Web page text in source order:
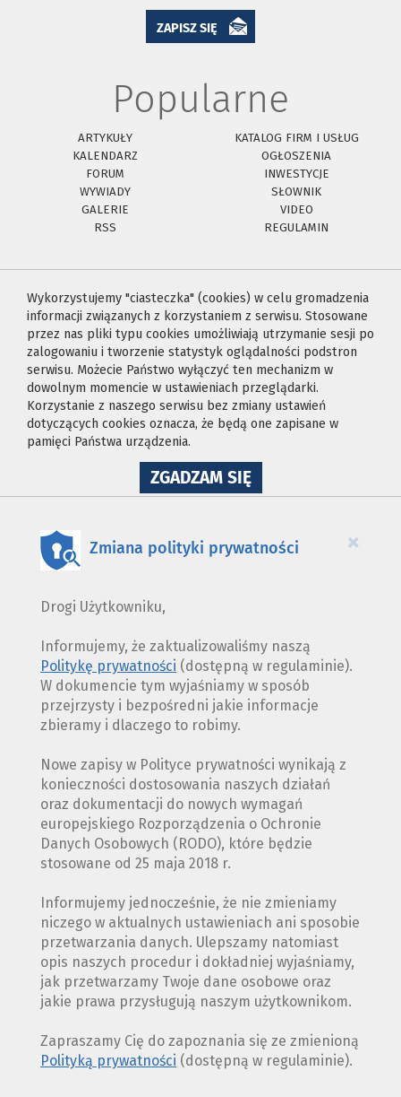
ZAPISZ SIĘ
Popularne
ARTYKUŁY
KATALOG FIRM I USŁUG
KALENDARZ
OGŁOSZENIA
FORUM
INWESTYCJE
WYWIADY
SŁOWNIK
GALERIE
VIDEO
RSS
REGULAMIN
Wykorzystujemy "ciasteczka" (cookies) w celu gromadzenia
informacji związanych z korzystaniem z serwisu. Stosowane
przez nas pliki typu cookies umożliwiają utrzymanie sesji po
zalogowaniu i tworzenie statystyk oglądalności podstron
serwisu. Możecie Państwo wyłączyć ten mechanizm w
dowolnym momencie w ustawieniach przeglądarki.
Korzystanie z naszego serwisu bez zmiany ustawień
dotyczących cookies oznacza, że będą one zapisane w
pamięci Państwa urządzenia.
ZGADZAM SIĘNA
WYKORZYSTANIE
×
Zmiana polityki prywatności
Drogi Użytkowniku,
Informujemy, że zaktualizowaliśmy naszą
Politykę prywatności (dostępną w regulaminie).
W dokumencie tym wyjaśniamy w sposób
przejrzysty i bezpośredni jakie informacje
zbieramy i dlaczego to robimy.
Nowe zapisy w Polityce prywatności wynikają z
konieczności dostosowania naszych działań
oraz dokumentacji do nowych wymagań
europejskiego Rozporządzenia o Ochronie
Danych Osobowych (RODO), które będzie
stosowane od 25 maja 2018 r.
Informujemy jednocześnie, że nie zmieniamy
niczego w aktualnych ustawieniach ani sposobie
przetwarzania danych. Ulepszamy natomiast
opis naszych procedur i dokładniej wyjaśniamy,
jak przetwarzamy Twoje dane osobowe oraz
jakie prawa przysługują naszym użytkownikom.
Zapraszamy Cię do zapoznania się ze zmienioną
Polityką prywatności (dostępną w regulaminie).